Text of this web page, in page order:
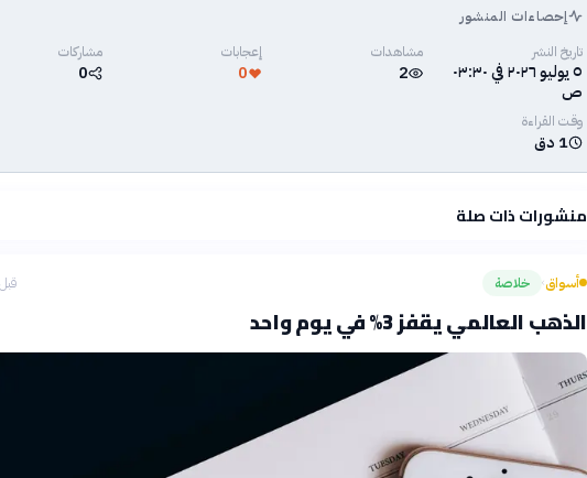
إحصاءات المنشور
تاريخ النشر
٥ يوليو ٢٠٢٦ في ٠٣:٣٠
ص
مشاهدات
2
إعجابات
0
مشاركات
0
وقت القراءة
1 دق
منشورات ذات صلة
أسواق› خلاصة قبل 5
الذهب العالمي يقفز 3% في يوم واحد